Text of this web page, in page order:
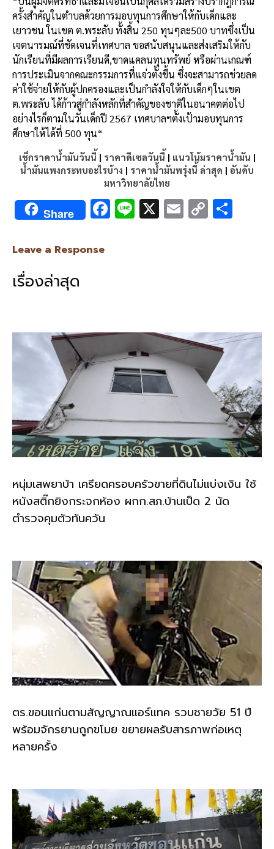
ครั้งสำคัญในตำบลด้วยการมอบทุนการศึกษาให้กับเด็กและ
เยาวชน ในเขต ต.พระลับ ทั้งสิ้น 250 ทุนๆละ500 บาทซึ่งเป็น
เจตนารมณ์ที่ชัดเจนที่เทศบาล ขอสนับสนุนและส่งเสริมให้กับ
นักเรียนที่มีผลการเรียนดี,ขาดแคลนทุนทรัพย์ หรือผ่านเกณฑ์
การประเมินจากคณะกรรมการที่แจ่วตั้งขึ้น ซึ่งจะสามารถช่วยลด
ค่าใช้จ่ายให้กับผู้ปกครองและเป็นกำลังใจให้กับเด็กๆในเขต
ต.พระลับ ได้ก้าวสู่กำลังหลักที่สำคัญของชาติในอนาคตต่อไป
อย่างไรก็ตามในวันเด็กปี 2567 เทศบาลฯตั้งเป้ามอบทุนการ
ศึกษาให้ได้ที่ 500 ทุน“
เช็กราคาน้ำมันวันนี้ | ราคาดีเซลวันนี้ | แนวโน้มราคาน้ำมัน |
น้ำมันแพงกระทบอะไรบ้าง | ราคาน้ำมันพรุ่งนี้ ล่าสุด | อันดับ
มหาวิทยาลัยไทย
Share F
k
Li X E C
Leave a Response
เรื่องล่าสุด
หนุ่มเสพยาบ้า เครียดครอบครัวขายที่ดินไม่แบ่งเงิน ใช้
หนังสติ๊กยิงกระจกห้อง ผกก.สภ.บ้านเป็ด 2 นัด
ตำรวจคุมตัวทันควัน
ตร.ขอนแก่นตามสัญญาณแอร์แทค รวบชายวัย 51 ปี
พร้อมจักรยานถูกขโมย ขยายผลรับสารภาพก่อเหตุ
หลายครั้ง